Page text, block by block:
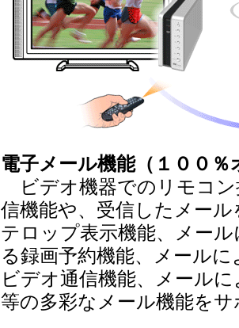
電子メール機能（１００
ビデオ機器でのリモコン
信機能や、受信したメー
テロップ表示機能、メー
る録画予約機能、メール
ビデオ通信機能、メール
等の多彩なメール機能を